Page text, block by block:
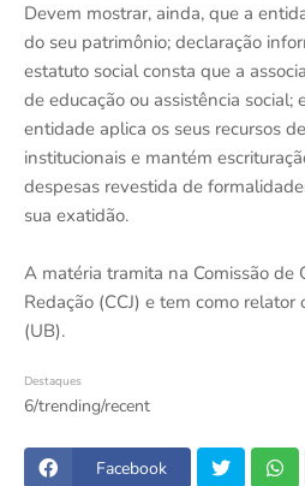
Devem mostrar, ainda, que a
do seu patrimônio; declaração
estatuto social consta que a
de educação ou assistência social;
entidade aplica os seus recursos
institucionais e mantém
despesas revestida de
sua exatidão.
A matéria tramita na Comissão de
Redação (CCJ) e tem como
(UB).
Destaques
6/trending/recent
Facebook